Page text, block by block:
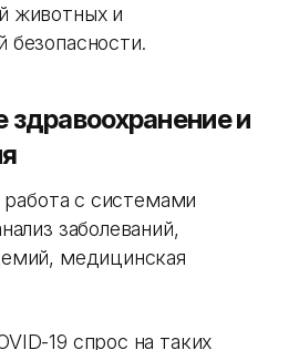
животных и
безопасности.
и
с системами
заболеваний,
медицинская
19 спрос на таких